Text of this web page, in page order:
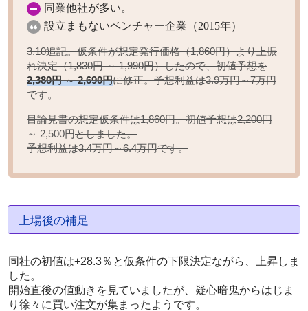
同業他社が多い。
設立まもないベンチャー企業（2015年）
3.10追記。仮条件が想定発行価格（1,860円）より上振
れ決定（1,830円 ～ 1,990円）したので、初値予想を
2,380円 ～ 2,690円に修正。予想利益は3.9万円～7万円
です。
目論見書の想定仮条件は1,860円。初値予想は2,200円
～ 2,500円としました。
予想利益は3.4万円～6.4万円です。
上場後の補足
同社の初値は+28.3％と仮条件の下限決定ながら、上昇しま
した。
開始直後の値動きを見ていましたが、疑心暗鬼からはじま
り徐々に買い注文が集まったようです。